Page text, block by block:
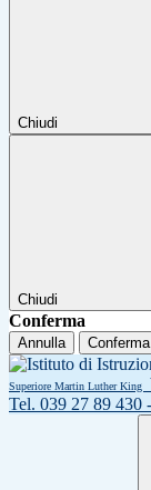
Chiudi
Chiudi
Conferma
Annulla Conferma
Superiore Martin Luther King
Tel. 039 27 89 430